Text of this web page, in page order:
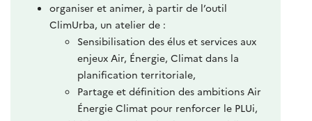
organiser et animer, à partir de l’outil
ClimUrba, un atelier de :
Sensibilisation des élus et services aux
enjeux Air, Énergie, Climat dans la
planification territoriale,
Partage et définition des ambitions Air
Énergie Climat pour renforcer le PLUi,